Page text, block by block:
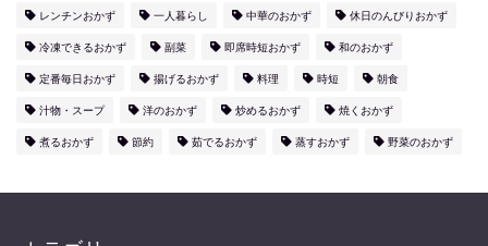
レンチンおかず 一人暮らし 中華のおかず 休日のんびりおかず
冷凍できるおかず 副菜 即席時短おかず 和のおかず
定番毎日おかず 揚げるおかず 料理 時短 朝食
汁物・スープ 洋のおかず 炒めるおかず 焼くおかず
煮るおかず 節約 茹でるおかず 蒸すおかず 野菜のおかず